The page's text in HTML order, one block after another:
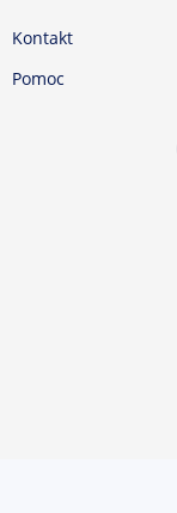
Kontakt
Pomoc